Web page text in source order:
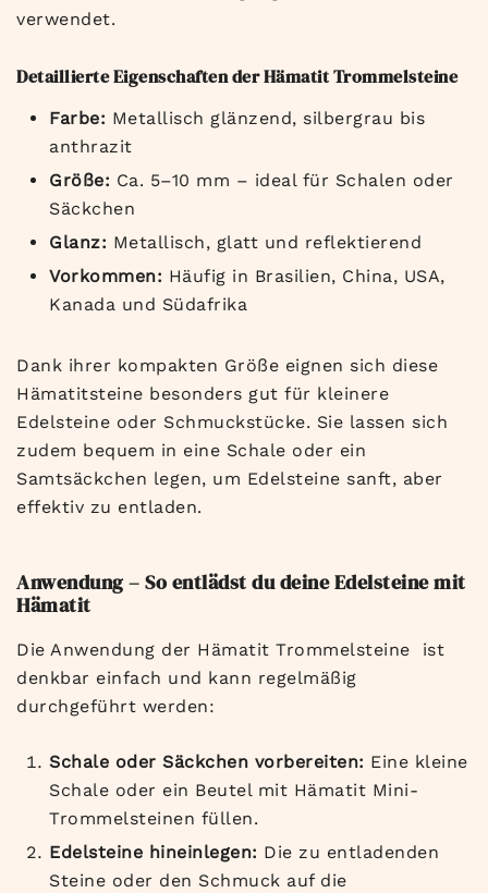
verwendet.
Detaillierte Eigenschaften der Hämatit Trommelsteine
Farbe: Metallisch glänzend, silbergrau bis
anthrazit
Größe: Ca. 5–10 mm – ideal für Schalen oder
Säckchen
Glanz: Metallisch, glatt und reflektierend
Vorkommen: Häufig in Brasilien, China, USA,
Kanada und Südafrika
Dank ihrer kompakten Größe eignen sich diese
Hämatitsteine besonders gut für kleinere
Edelsteine oder Schmuckstücke. Sie lassen sich
zudem bequem in eine Schale oder ein
Samtsäckchen legen, um Edelsteine sanft, aber
effektiv zu entladen.
Anwendung – So entlädst du deine Edelsteine mit
Hämatit
Die Anwendung der Hämatit Trommelsteine ist
denkbar einfach und kann regelmäßig
durchgeführt werden:
Schale oder Säckchen vorbereiten: Eine kleine
Schale oder ein Beutel mit Hämatit Mini-
Trommelsteinen füllen.
Edelsteine hineinlegen: Die zu entladenden
Steine oder den Schmuck auf die